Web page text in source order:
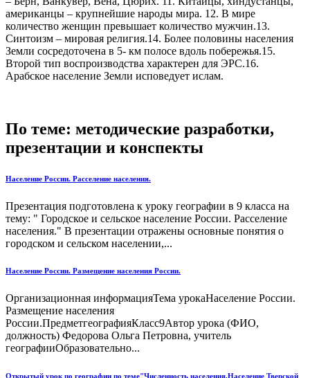
американцы – крупнейшие народы мира. 12. В мире
количество женщин превышает количество мужчин.13.
Синтоизм – мировая религия.14. Более половины населения
Земли сосредоточена в 5- км полосе вдоль побережья.15.
Второй тип воспроизводства характерен для ЭРС.16.
Арабское население Земли исповедует ислам.
По теме: методические разработки,
презентации и конспекты
Население России. Расселение населения.
Презентация подготовлена к уроку географии в 9 класса на
тему: " Городское и сельское население России. Расселение
населения." В презентации отражены основные понятия о
городском и сельском населении,...
Население России. Размещение населения России.
Организационная информацияТема урокаНаселение России.
Размещение населения
России.ПредметгеографияКласс9Автор урока (ФИО,
должность) Федорова Ольга Петровна, учитель
географииОбразовательно...
Открытый урок по географии по теме"Численность населения.Население Тверской